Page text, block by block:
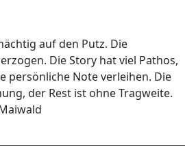
auf den Putz. Die
Die Story hat viel Pathos,
persönliche Note verleihen. Die
der Rest ist ohne Tragweite.